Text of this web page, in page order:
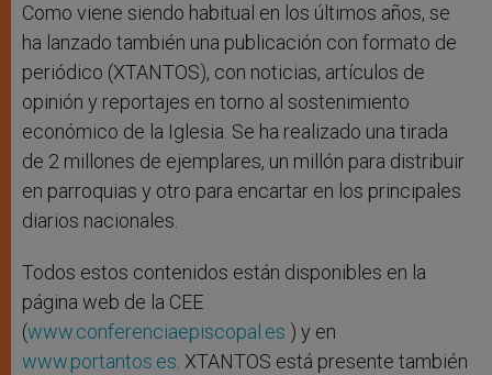
Como viene siendo habitual en los últimos años, se
ha lanzado también una publicación con formato de
periódico (XTANTOS), con noticias, artículos de
opinión y reportajes en torno al sostenimiento
económico de la Iglesia. Se ha realizado una tirada
de 2 millones de ejemplares, un millón para distribuir
en parroquias y otro para encartar en los principales
diarios nacionales.
Todos estos contenidos están disponibles en la
página web de la CEE
(www.conferenciaepiscopal.es ) y en
www.portantos.es. XTANTOS está presente también